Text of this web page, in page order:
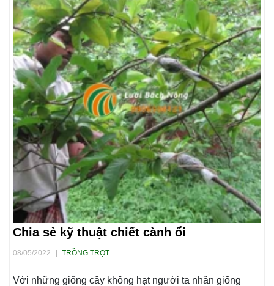
Chia sẻ kỹ thuật chiết cành ổi
08/05/2022 TRỒNG TRỌT
Với những giống cây không hạt người ta nhân giống